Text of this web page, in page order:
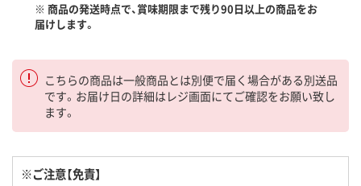
※ 商品の発送時点で、賞味期限まで残り90日以上の商品をお
届けします。
こちらの商品は一般商品とは別便で届く場合がある別送品
です。お届け日の詳細はレジ画面にてご確認をお願い致し
ます。
※ご注意【免責】